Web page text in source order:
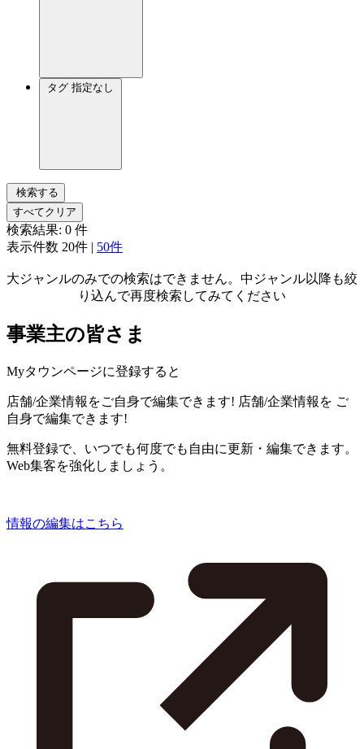
タグ 指定なし
検索する
すべてクリア
検索結果: 0 件
表示件数 20件 | 50件
大ジャンルのみでの検索はできません。中ジャンル以降も絞
り込んで再度検索してみてください
事業主の皆さま
Myタウンページに登録すると
店舗/企業情報をご自身で編集できます! 店舗/企業情報を ご
自身で編集できます!
無料登録で、いつでも何度でも自由に更新・編集できます。
Web集客を強化しましょう。
情報の編集はこちら